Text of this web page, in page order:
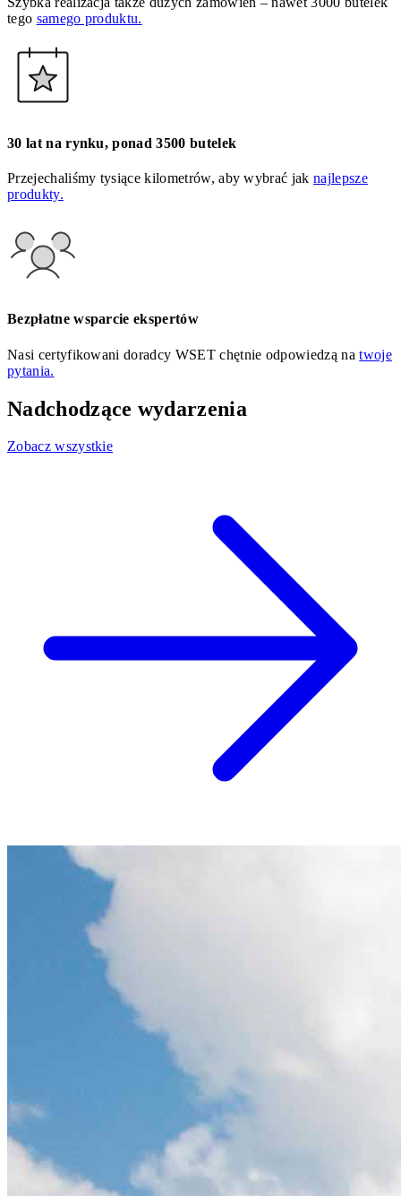
tego samego produktu.
30 lat na rynku, ponad 3500 butelek
Przejechaliśmy tysiące kilometrów, aby wybrać jaknajlepsze
produkty.
Bezpłatne wsparcie ekspertów
Nasi certyfikowani doradcy WSET chętnie odpowiedzą natwoje
pytania.
Nadchodzące wydarzenia
Zobacz wszystkie